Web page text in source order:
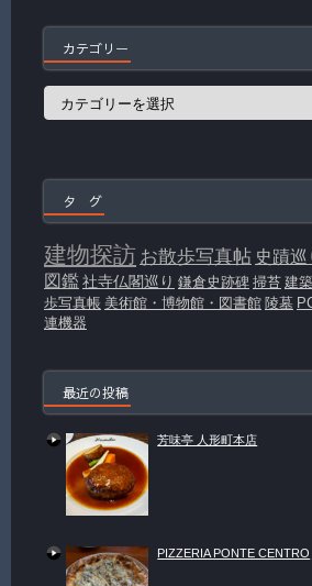
カテゴリー
カ
タ グ
建物探訪 お散歩写真帖 史蹟巡
図鑑社寺仏閣巡り 鎌倉史跡碑 掃苔 建
歩写真帳 美術館・博物館・図書館 陵墓
連機器
最近の投稿
芳味亭 人形町本店
PIZZERIA PONTE CENTRO